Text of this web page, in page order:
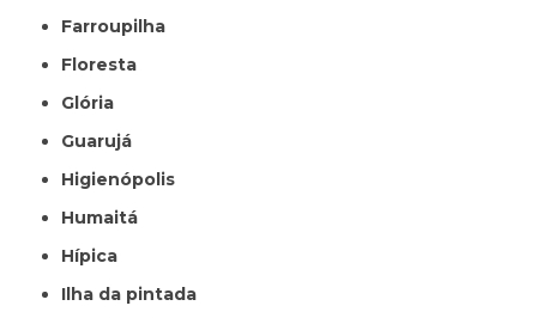
Farroupilha
Floresta
Glória
Guarujá
Higienópolis
Humaitá
Hípica
Ilha da pintada